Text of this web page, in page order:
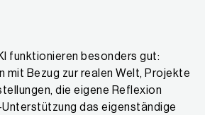
funktionieren besonders gut:
Bezug zur realen Welt, Projekte
die eigene Reflexion
das eigenständige